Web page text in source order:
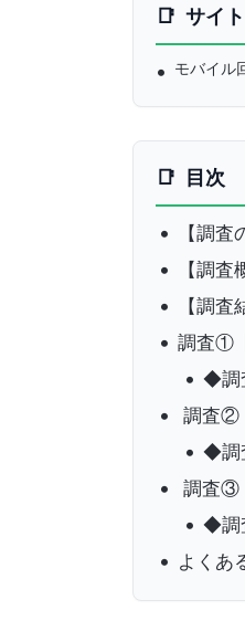
サイ
モバイル
目次
【調査
【調査
【調査
調査①
◆調
調査②
◆調
調査③
◆調
よくあ